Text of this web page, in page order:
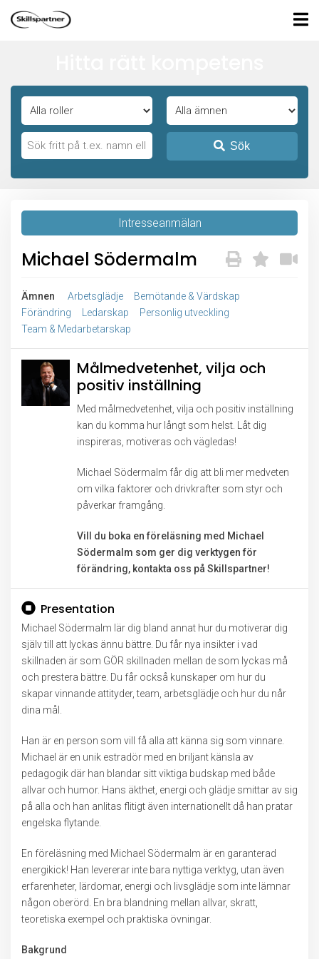
Sök
Intresseanmälan
Michael Södermalm
Ämnen Arbetsglädje
Bemötande & Värdskap
Förändring
Ledarskap
Personlig utveckling
Team & Medarbetarskap
Målmedvetenhet, vilja och
positiv inställning
Med målmedvetenhet, vilja och positiv inställning
kan du komma hur långt som helst. Låt dig
inspireras, motiveras och vägledas!
Michael Södermalm får dig att bli mer medveten
om vilka faktorer och drivkrafter som styr och
påverkar framgång.
Vill du boka en föreläsning med Michael
Södermalm som ger dig verktygen för
förändring, kontakta oss på Skillspartner!
Presentation
Michael Södermalm lär dig bland annat hur du motiverar dig
själv till att lyckas ännu bättre. Du får nya insikter i vad
skillnaden är som GÖR skillnaden mellan de som lyckas må
och prestera bättre. Du får också kunskaper om hur du
skapar vinnande attityder, team, arbetsglädje och hur du når
dina mål.
Han är en person som vill få alla att känna sig som vinnare.
Michael är en unik estradör med en briljant känsla av
pedagogik där han blandar sitt viktiga budskap med både
allvar och humor. Hans äkthet, energi och glädje smittar av sig
på alla och han anlitas flitigt även internationellt då han pratar
engelska flytande.
En föreläsning med Michael Södermalm är en garanterad
energikick! Han levererar inte bara nyttiga verktyg, utan även
erfarenheter, lärdomar, energi och livsglädje som inte lämnar
någon oberörd. En bra blandning mellan allvar, skratt,
teoretiska exempel och praktiska övningar.
Bakgrund